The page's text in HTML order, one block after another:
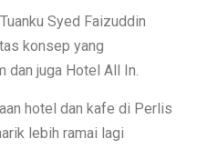
Syed Faizuddin
konsep yang
dan juga Hotel All In.
hotel dan kafe di Perlis
lebih ramai lagi